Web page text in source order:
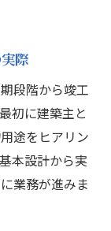
際
段階から竣工
初に建築主と
途をヒアリン
本設計から実
業務が進みま